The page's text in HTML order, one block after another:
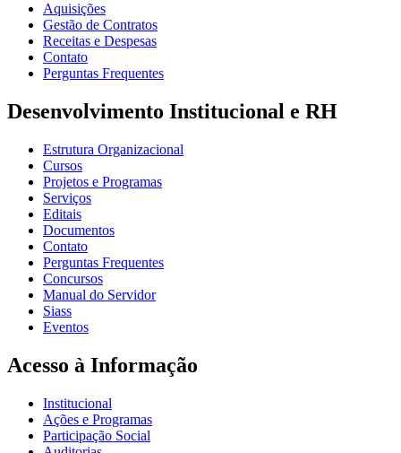
Aquisições
Gestão de Contratos
Receitas e Despesas
Contato
Perguntas Frequentes
Desenvolvimento Institucional e RH
Estrutura Organizacional
Cursos
Projetos e Programas
Serviços
Editais
Documentos
Contato
Perguntas Frequentes
Concursos
Manual do Servidor
Siass
Eventos
Acesso à Informação
Institucional
Ações e Programas
Participação Social